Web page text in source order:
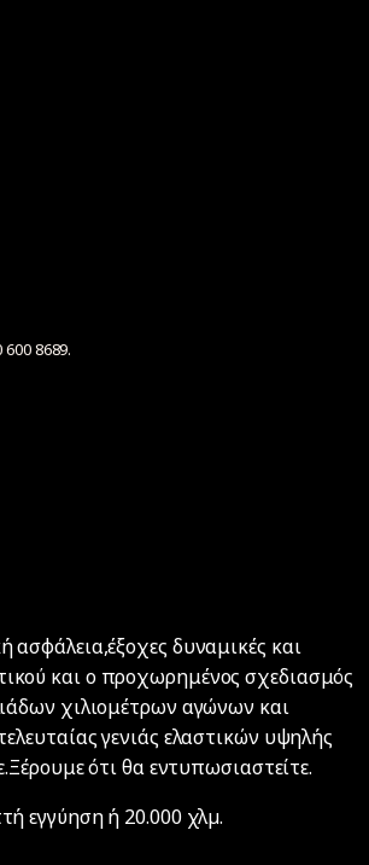
8689.
ασφάλεια,έξοχες δυναμικές και
και ο προχωρημένος σχεδιασμός
χιλιομέτρων αγώνων και
γενιάς ελαστικών υψηλής
ότι θα εντυπωσιαστείτε.
εγγύηση ή 20.000 χλµ.